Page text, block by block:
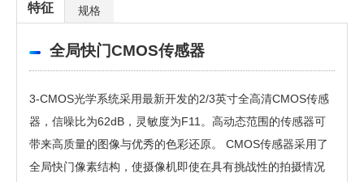
特征 规格
全局快门CMOS传感器
3-CMOS光学系统采用最新开发的2/3英寸全高清CMOS传感
器，信噪比为62dB，灵敏度为F11。高动态范围的传感器可
带来高质量的图像与优秀的色彩还原。 CMOS传感器采用了
全局快门像素结构，使摄像机即使在具有挑战性的拍摄情况